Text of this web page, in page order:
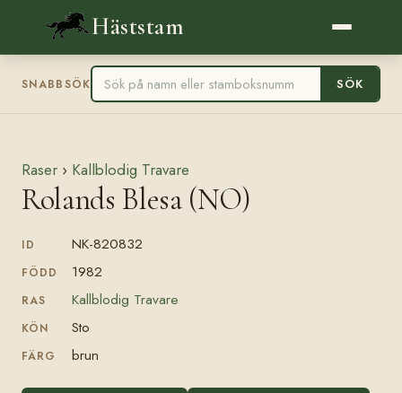
Häststam
SNABBSÖK SÖK
Raser › Kallblodig Travare
Rolands Blesa (NO)
ID NK-820832
FÖDD 1982
RAS Kallblodig Travare
KÖN Sto
FÄRG brun